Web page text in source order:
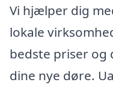
Vi hjælper dig
lokale
bedste priser og
dine nye døre.